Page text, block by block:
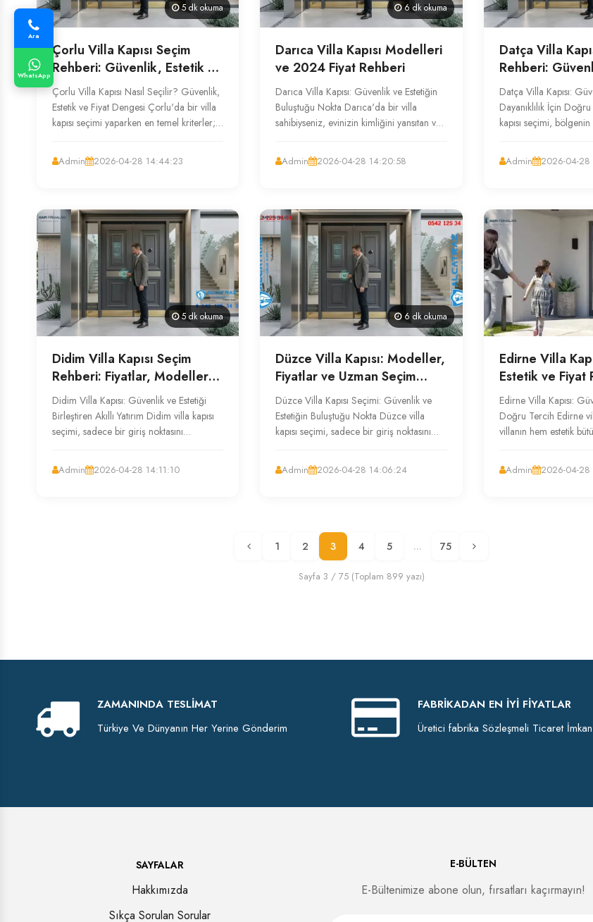
5 dk okuma
Çorlu Villa Kapısı Seçim
Rehberi: Güvenlik, Estetik ve
Fiyatlar
Çorlu Villa Kapısı Nasıl Seçilir? Güvenlik,
Estetik ve Fiyat Dengesi Çorlu'da bir villa
kapısı seçimi yaparken en temel kriterler;
Admin 2026-04-28 14:44:23
6 dk okuma
Darıca Villa Kapısı Modelleri
ve 2024 Fiyat Rehberi
Darıca Villa Kapısı: Güvenlik ve Estetiğin
Buluştuğu Nokta Darıca'da bir villa
sahibiyseniz, evinizin kimliğini yansıtan ve
Admin 2026-04-28 14:20:58
Datça Villa
Rehberi:
Bir Arada
Datça Villa Kapısı:
Dayanıklılık İçin
kapısı seçimi,
Admin 2026-04-28
5 dk okuma
Didim Villa Kapısı Seçim
Rehberi: Fiyatlar, Modeller
ve Uzman Tavsiyeleri
Didim Villa Kapısı: Güvenlik ve Estetiği
Birleştiren Akıllı Yatırım Didim villa kapısı
seçimi, sadece bir giriş noktasını
Admin 2026-04-28 14:11:10
6 dk okuma
Düzce Villa Kapısı: Modeller,
Fiyatlar ve Uzman Seçim
Rehberi
Düzce Villa Kapısı Seçimi: Güvenlik ve
Estetiğin Buluştuğu Nokta Düzce villa
kapısı seçimi, sadece bir giriş noktasını
Admin 2026-04-28 14:06:24
Edirne Villa
Estetik ve Fiyat
Edirne Villa Kapısı:
Doğru Tercih Edirne
villanın hem estetik
Admin 2026-04-28
1 2 3 4 5 ... 75
Sayfa 3 / 75 (Toplam 899 yazı)
ZAMANINDA TESLIMAT
Türkiye Ve Dünyanın Her Yerine Gönderim
FABRIKADAN EN İYI FIYATLAR
Üretici fabrika Sözleşmeli Ticaret
SAYFALAR
Hakkımızda
Sıkça Sorulan Sorular
E-BÜLTEN
E-Bültenimize abone olun, fırsatları kaçırmayın!
Ara
WhatsApp